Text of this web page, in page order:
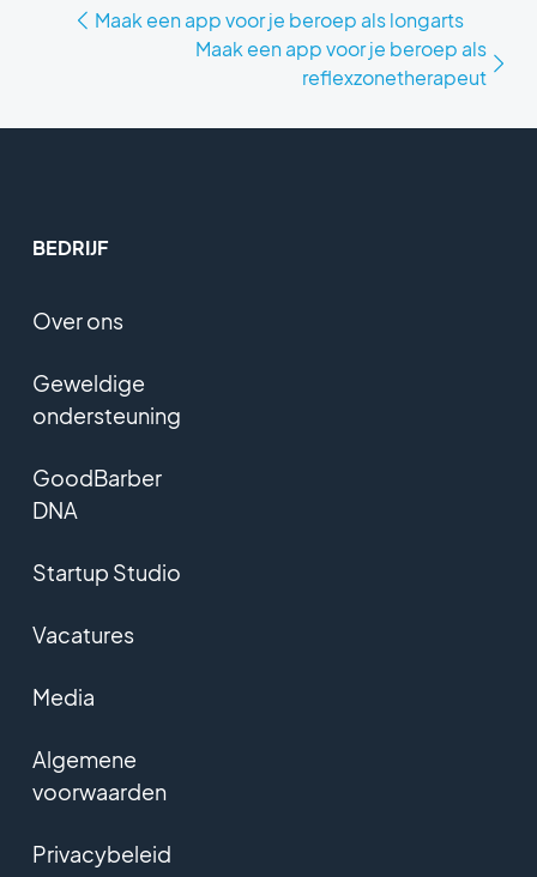
Maak een app voor je beroep als longarts
Maak een app voor je beroep als
reflexzonetherapeut
BEDRIJF
Over ons
Geweldige
ondersteuning
GoodBarber
DNA
Startup Studio
Vacatures
Media
Algemene
voorwaarden
Privacybeleid